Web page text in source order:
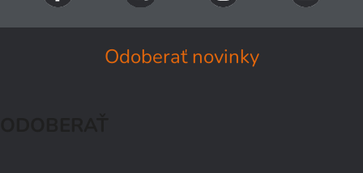
Odoberať novinky